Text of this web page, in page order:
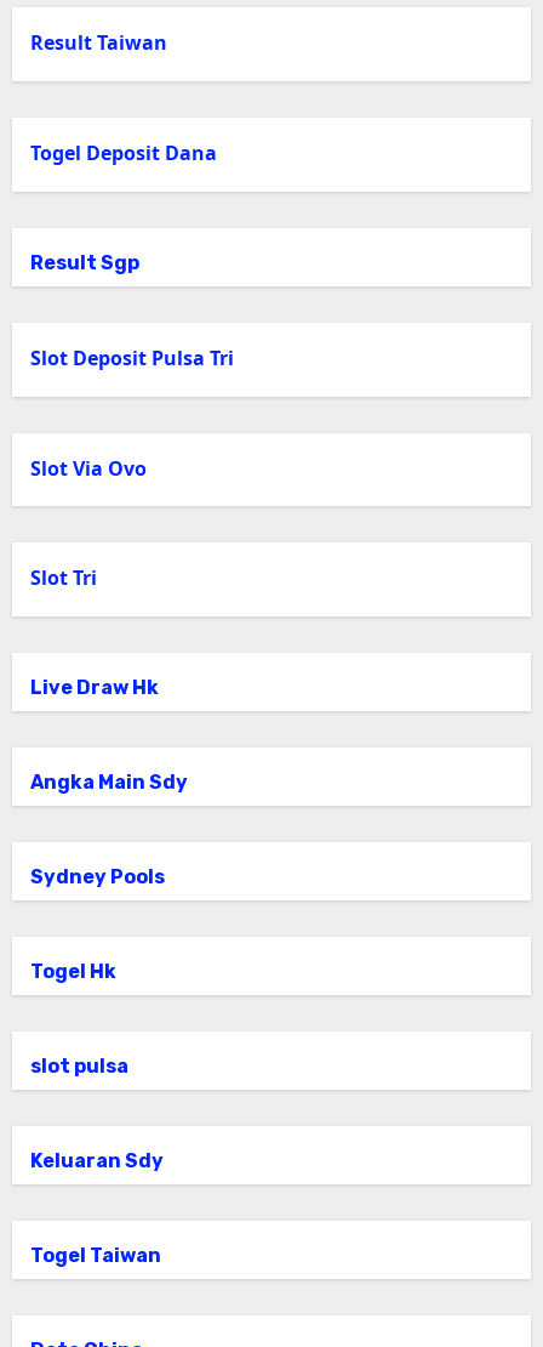
Result Taiwan
Togel Deposit Dana
Result Sgp
Slot Deposit Pulsa Tri
Slot Via Ovo
Slot Tri
Live Draw Hk
Angka Main Sdy
Sydney Pools
Togel Hk
slot pulsa
Keluaran Sdy
Togel Taiwan